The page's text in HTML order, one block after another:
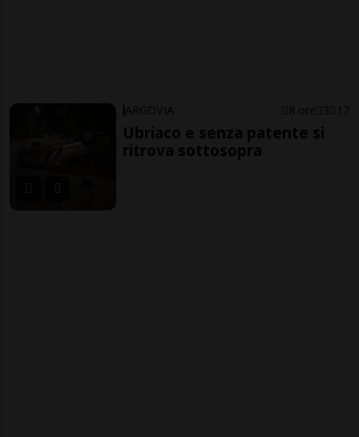
ARGOVIA 8 ore 3 17
Ubriaco e senza patente si
ritrova sottosopra